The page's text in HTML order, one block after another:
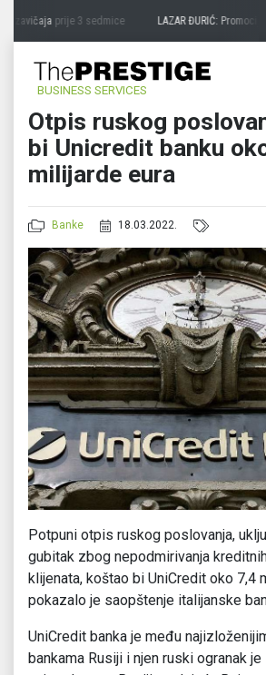
zavičajaprije 3 sedmice LAZAR ĐURIĆ:
BUSINESS SERVICES
Otpis ruskog
bi Unicredit banku
milijarde eura
Banke 18.03.2022.
Potpuni otpis ruskog poslovanja,
gubitak zbog nepodmirivanja
klijenata, koštao bi UniCredit oko 7,4
pokazalo je saopštenje italijanske
UniCredit banka je među
bankama Rusiji i njen ruski ogranak